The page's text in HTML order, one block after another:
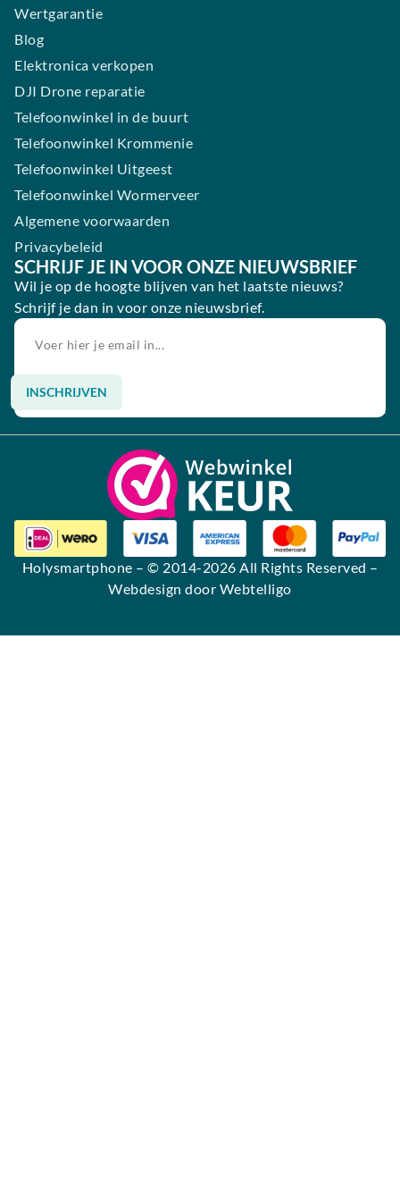
Wertgarantie
Blog
Elektronica verkopen
DJI Drone reparatie
Telefoonwinkel in de buurt
Telefoonwinkel Krommenie
Telefoonwinkel Uitgeest
Telefoonwinkel Wormerveer
Algemene voorwaarden
Privacybeleid
SCHRIJF JE IN VOOR ONZE NIEUWSBRIEF
Wil je op de hoogte blijven van het laatste nieuws?
Schrijf je dan in voor onze nieuwsbrief.
INSCHRIJVEN
Alternative:
Holysmartphone – © 2014-2026 All Rights Reserved –
Webdesign door Webtelligo